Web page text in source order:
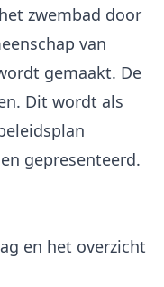
zwembad door
van
gemaakt. De
Dit wordt als
en het overzicht